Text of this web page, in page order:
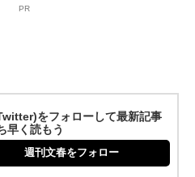
PR
をフォローして最新記事
早く読もう
週刊文春をフォロー